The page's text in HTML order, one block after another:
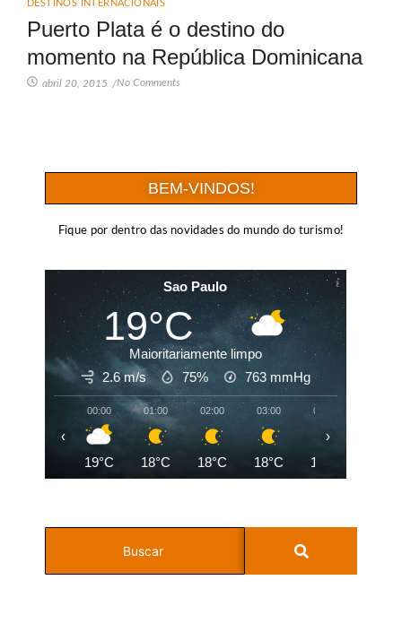
DESTINOS INTERNACIONAIS
Puerto Plata é o destino do
momento na República Dominicana
abril 20, 2015 /No Comments
BEM-VINDOS!
Fique por dentro das novidades do mundo do turismo!
Sao Paulo
19°C
Maioritariamente limpo
2.6 m/s
75% 763 mmHg
00:00
19°C
01:00
18°C
02:00
18°C
03:00
18°C
04:00
18°C
‹ ›